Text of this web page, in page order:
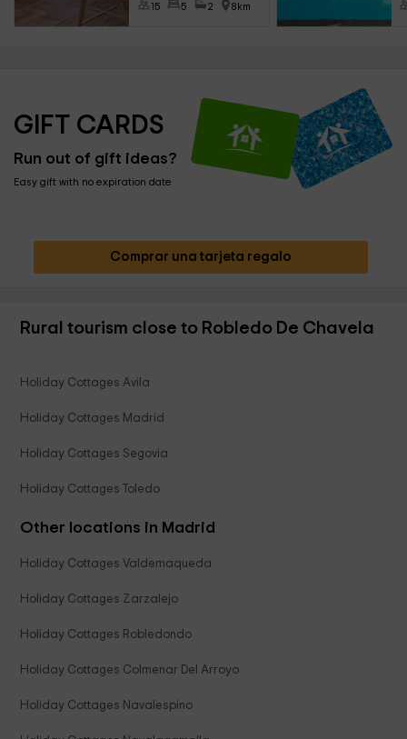
15 5 2 8km
GIFT CARDS
Run out of gift ideas?
Easy gift with no expiration date
Comprar una tarjeta regalo
Rural tourism close to Robledo De Chavela
Holiday Cottages Avila
Holiday Cottages Madrid
Holiday Cottages Segovia
Holiday Cottages Toledo
Other locations in Madrid
Holiday Cottages Valdemaqueda
Holiday Cottages Zarzalejo
Holiday Cottages Robledondo
Holiday Cottages Colmenar Del Arroyo
Holiday Cottages Navalespino